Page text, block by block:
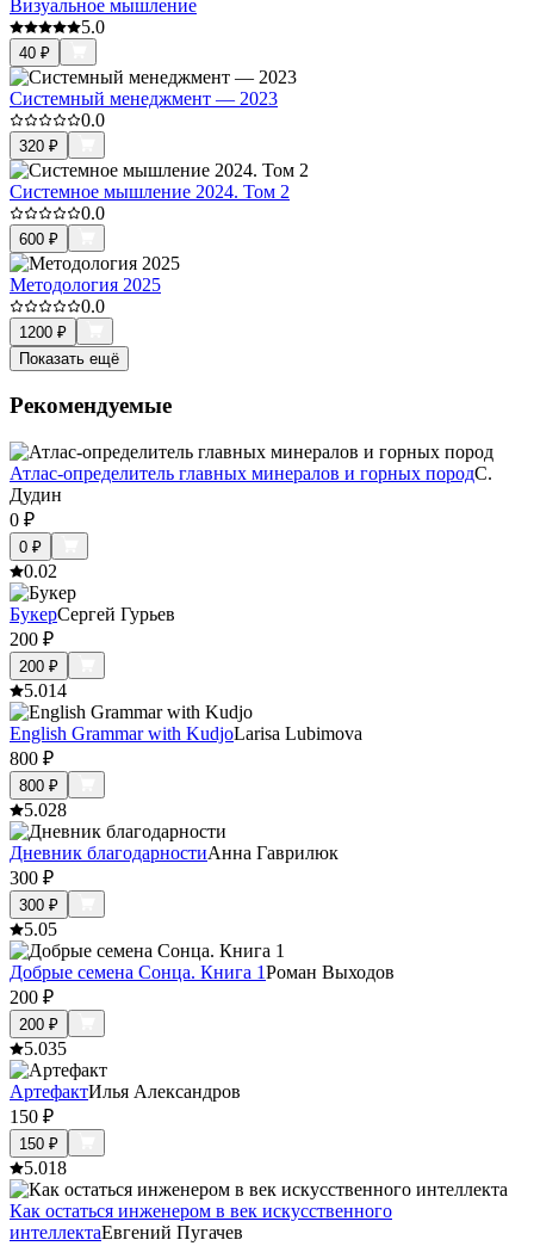
Визуальное мышление
5.0
40 ₽
Системный менеджмент — 2023
0.0
320 ₽
Системное мышление 2024. Том 2
0.0
600 ₽
Методология 2025
0.0
1200 ₽
Показать ещё
Рекомендуемые
Атлас-определитель главных минералов и горных породС.
Дудин
0 ₽
0 ₽
0.02
БукерСергей Гурьев
200 ₽
200 ₽
5.014
English Grammar with KudjoLarisa Lubimova
800 ₽
800 ₽
5.028
Дневник благодарностиАнна Гаврилюк
300 ₽
300 ₽
5.05
Добрые семена Сонца. Книга 1Роман Выходов
200 ₽
200 ₽
5.035
АртефактИлья Александров
150 ₽
150 ₽
5.018
Как остаться инженером в век искусственного
интеллектаЕвгений Пугачев